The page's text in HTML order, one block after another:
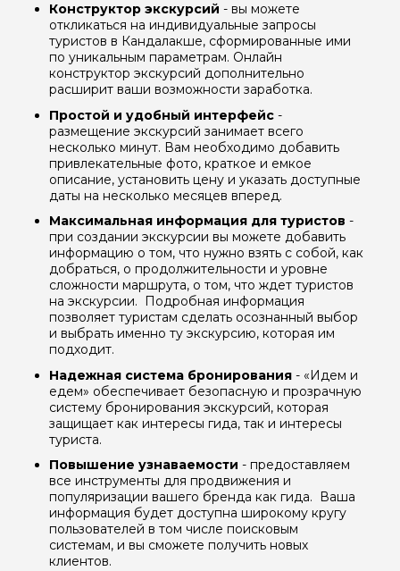
Конструктор экскурсий - вы можете
откликаться на индивидуальные запросы
туристов в Кандалакше, сформированные ими
по уникальным параметрам. Онлайн
конструктор экскурсий дополнительно
расширит ваши возможности заработка.
Простой и удобный интерфейс -
размещение экскурсий занимает всего
несколько минут. Вам необходимо добавить
привлекательные фото, краткое и емкое
описание, установить цену и указать доступные
даты на несколько месяцев вперед.
Максимальная информация для туристов -
при создании экскурсии вы можете добавить
информацию о том, что нужно взять с собой, как
добраться, о продолжительности и уровне
сложности маршрута, о том, что ждет туристов
на экскурсии. Подробная информация
позволяет туристам сделать осознанный выбор
и выбрать именно ту экскурсию, которая им
подходит.
Надежная система бронирования - «Идем и
едем» обеспечивает безопасную и прозрачную
систему бронирования экскурсий, которая
защищает как интересы гида, так и интересы
туриста.
Повышение узнаваемости - предоставляем
все инструменты для продвижения и
популяризации вашего бренда как гида. Ваша
информация будет доступна широкому кругу
пользователей в том числе поисковым
системам, и вы сможете получить новых
клиентов.